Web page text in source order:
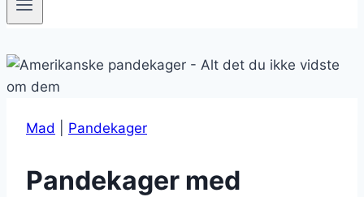
Mad Pandekager
Pandekager med